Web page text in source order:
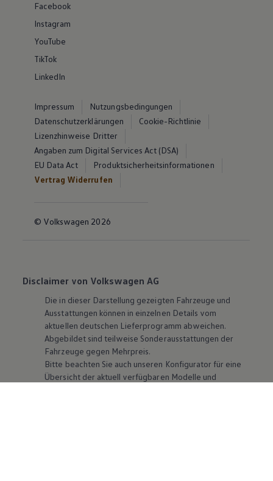
Facebook
Instagram
YouTube
TikTok
LinkedIn
Impressum
Nutzungsbedingungen
Datenschutzerklärungen
Cookie-Richtlinie
Lizenzhinweise Dritter
Angaben zum Digital Services Act (DSA)
EU Data Act
Produktsicherheitsinformationen
Vertrag Widerrufen
© Volkswagen 2026
Disclaimer von Volkswagen AG
Die in dieser Darstellung gezeigten Fahrzeuge und
Ausstattungen können in einzelnen Details vom
aktuellen deutschen Lieferprogramm abweichen.
Abgebildet sind teilweise Sonderausstattungen der
Fahrzeuge gegen Mehrpreis.
Bitte beachten Sie auch unseren Konfigurator für eine
Übersicht der aktuell verfügbaren Modelle und